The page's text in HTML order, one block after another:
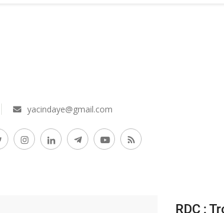
yacindaye@gmail.com
RDC :